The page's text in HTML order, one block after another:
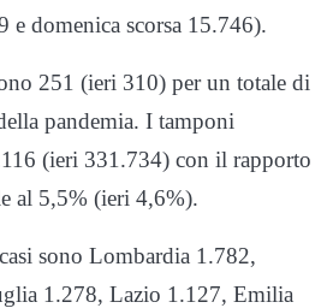
e domenica scorsa 15.746).
251 (ieri 310) per un totale di
pandemia. I tamponi
(ieri 331.734) con il rapporto
al 5,5% (ieri 4,6%).
sono Lombardia 1.782,
1.278, Lazio 1.127, Emilia